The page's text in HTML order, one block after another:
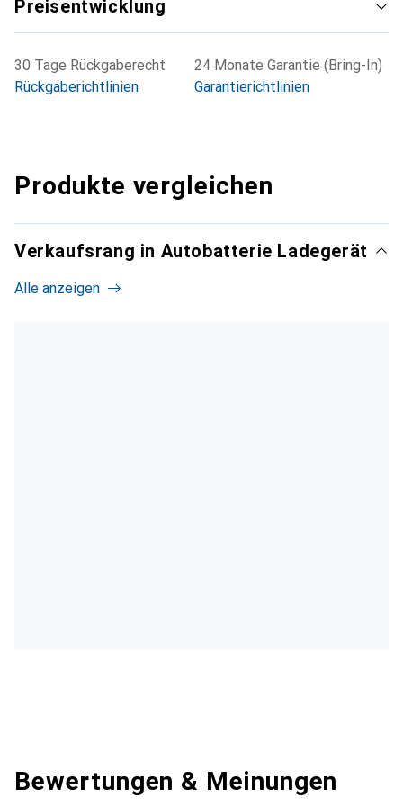
Enthusiasten dar, die zuverlässige
Batteriewartungsausrüstung ohne unnötige Komplexität
Preisentwicklung
30 Tage Rückgaberecht
Rückgaberichtlinien
24 Monate Garantie (Bring-In)
Garantierichtlinien
Produkte vergleichen
Verkaufsrang in Autobatterie Ladegerät
Alle anzeigen
Bewertungen & Meinungen